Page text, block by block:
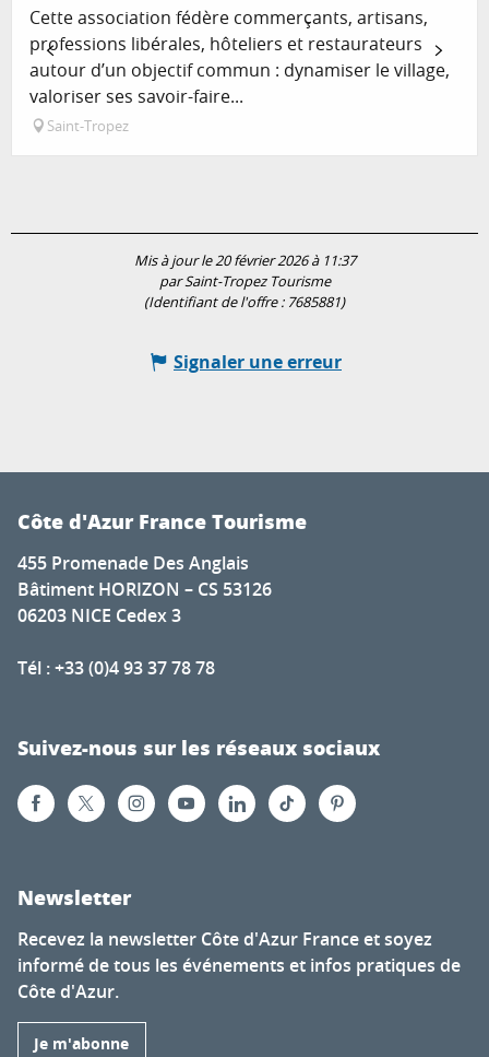
Cette association fédère commerçants, artisans,
professions libérales, hôteliers et restaurateurs
autour d’un objectif commun : dynamiser le village,
valoriser ses savoir-faire...
Saint-Tropez
Mis à jour le 20 février 2026 à 11:37
par Saint-Tropez Tourisme
(Identifiant de l'offre : 7685881)
Signaler une erreur
Côte d'Azur France Tourisme
455 Promenade Des Anglais
Bâtiment HORIZON – CS 53126
06203 NICE Cedex 3
Tél : +33 (0)4 93 37 78 78
Suivez-nous sur les réseaux sociaux
Newsletter
Recevez la newsletter Côte d'Azur France et soyez
informé de tous les événements et infos pratiques de
Côte d'Azur.
Je m'abonne